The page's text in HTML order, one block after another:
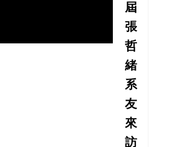
屆
張
哲
緒
系
友
來
訪